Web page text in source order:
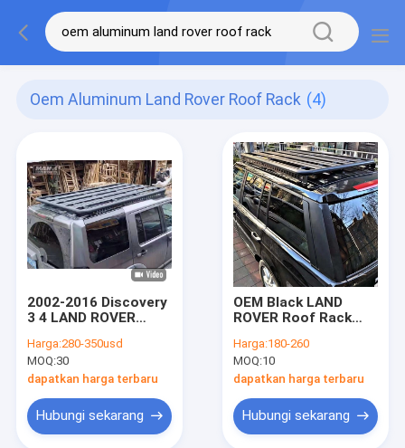
Oem Aluminum Land Rover Roof Rack (4)
2002-2016 Discovery
3 4 LAND ROVER
Aluminium OEM
Harga:280-350usd
MOQ:30
dapatkan harga terbaru
Hubungi sekarang
OEM Black LAND
ROVER Roof Rack
Aluminium Flat Rack
Harga:180-260
MOQ:10
dapatkan harga terbaru
Hubungi sekarang